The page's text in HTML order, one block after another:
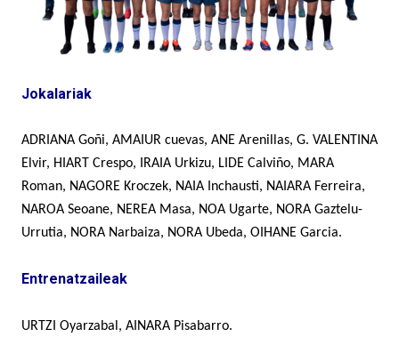
Jokalariak
ADRIANA Goñi, AMAIUR cuevas, ANE Arenillas, G. VALENTINA
Elvir, HIART Crespo, IRAIA Urkizu, LIDE Calviño, MARA
Roman, NAGORE Kroczek, NAIA Inchausti, NAIARA Ferreira,
NAROA Seoane, NEREA Masa, NOA Ugarte, NORA Gaztelu-
Urrutia, NORA Narbaiza, NORA Ubeda, OIHANE Garcia.
Entrenatzaileak
URTZI Oyarzabal, AINARA Pisabarro.